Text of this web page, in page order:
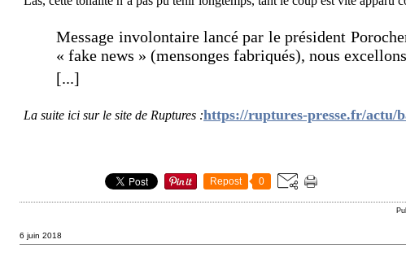
Message involontaire lancé par le président
« fake news » (mensonges fabriqués), nous
[...]
La suite ici sur le site de Ruptures :https://ruptures-presse.fr/actu/
Repost 0
6 juin 2018